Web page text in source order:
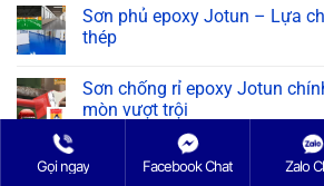
bật?
Tìm
hiểu
Epoxy
chứa
vảy
cho
môi
trường
bình
luận
ở
rỉ
epoxy
mastic
pháp
Sơn phủ epoxy Jotun – Lựa
thép
bình
luận
ở
Jotun
Sơn chống rỉ epoxy Jotun
mòn vượt trội
bình
luận
Gọi ngay Facebook Chat Zalo